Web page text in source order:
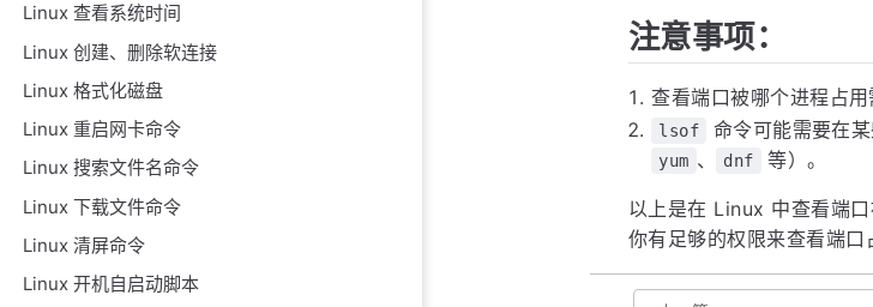
Linux 查看系统时间
Linux 创建、删除软连接
Linux 格式化磁盘
Linux 重启网卡命令
Linux 搜索文件名命令
Linux 下载文件命令
Linux 清屏命令
Linux 开机自启动脚本
注意事项：
查看端口被哪个进程占
lsof 命令可能需要在
yum 、 dnf 等）。
以上是在 Linux 中查看端
你有足够的权限来查看端口